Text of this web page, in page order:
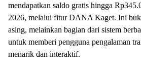
mendapatkan saldo gratis hingga
2026, melalui fitur DANA Kaget. Ini
asing, melainkan bagian dari sistem
untuk memberi pengguna pengalaman
menarik dan interaktif.